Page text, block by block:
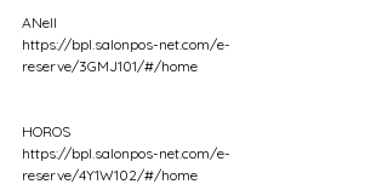
ANell
https://bpl.salonpos-net.com/e-
reserve/3GMJ101/#/home
HOROS
https://bpl.salonpos-net.com/e-
reserve/4Y1W102/#/home